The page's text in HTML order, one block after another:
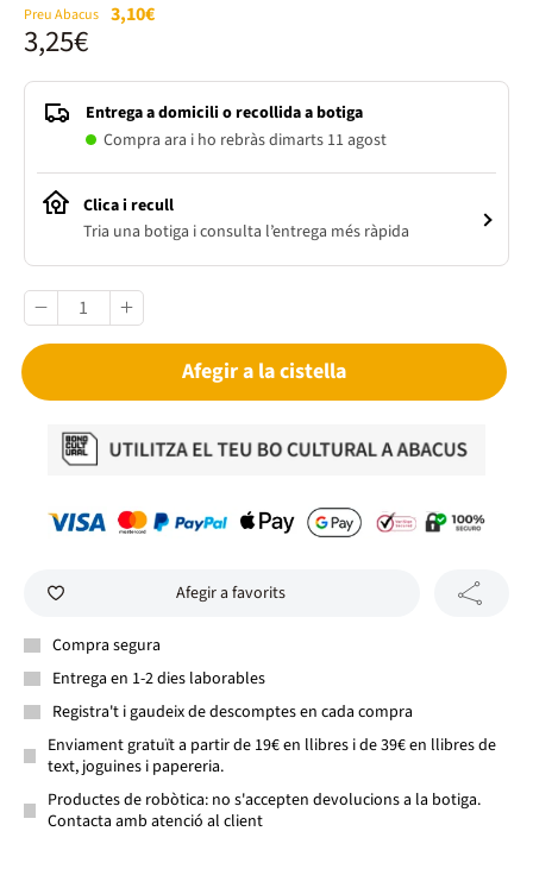
Preu Abacus 3,10€
3,25€
Entrega a domicili o recollida a botiga
Compra ara i ho rebràs dimarts 11 agost
Clica i recull
Tria una botiga i consulta l’entrega més ràpida
Afegir a la cistella
Afegir a favorits
Compra segura
Entrega en 1-2 dies laborables
Registra't i gaudeix de descomptes en cada compra
Enviament gratuït a partir de 19€ en llibres i de 39€ en llibres de
text, joguines i papereria.
Productes de robòtica: no s'accepten devolucions a la botiga.
Contacta amb atenció al client